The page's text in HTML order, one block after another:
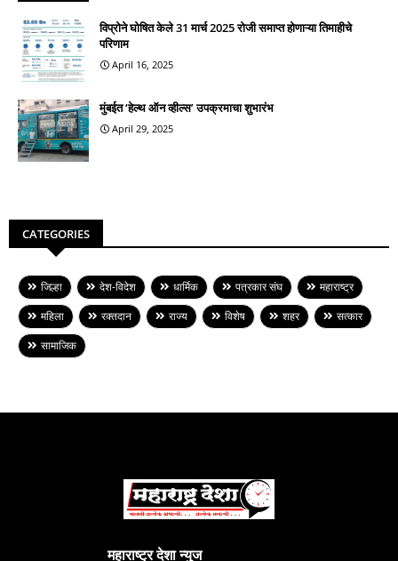
विप्रोने घोषित केले 31 मार्च 2025 रोजी समाप्त होणाऱ्या तिमाहीचे
परिणाम
April 16, 2025
मुंबईत ‘हेल्थ ऑन व्हील्स’ उपक्रमाचा शुभारंभ
April 29, 2025
CATEGORIES
जिल्हा देश-विदेश धार्मिक पत्रकार संघ
महाराष्ट्र
महिला
रक्तदान राज्य विशेष शहर
सत्कार
सामाजिक
महाराष्ट्र देशा न्युज